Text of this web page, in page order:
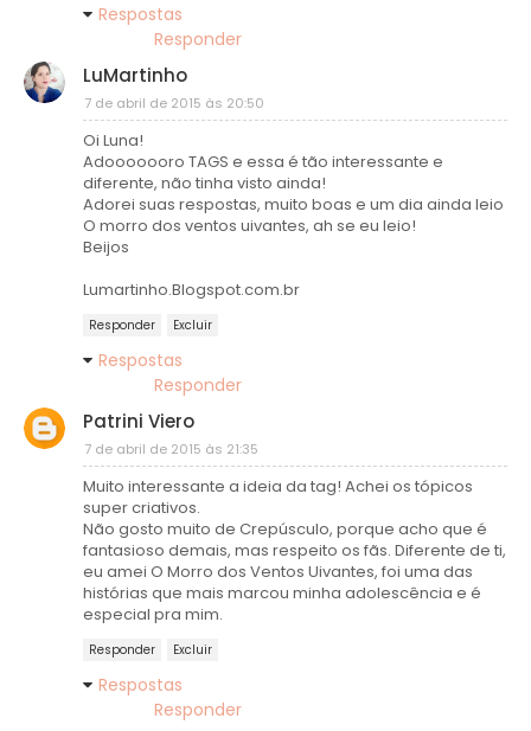
Respostas
Responder
LuMartinho
7 de abril de 2015 às 20:50
Oi Luna!
Adooooooro TAGS e essa é tão interessante e
diferente, não tinha visto ainda!
Adorei suas respostas, muito boas e um dia ainda leio
O morro dos ventos uivantes, ah se eu leio!
Beijos
Lumartinho.Blogspot.com.br
Responder Excluir
Respostas
Responder
Patrini Viero
7 de abril de 2015 às 21:35
Muito interessante a ideia da tag! Achei os tópicos
super criativos.
Não gosto muito de Crepúsculo, porque acho que é
fantasioso demais, mas respeito os fãs. Diferente de ti,
eu amei O Morro dos Ventos Uivantes, foi uma das
histórias que mais marcou minha adolescência e é
especial pra mim.
Responder Excluir
Respostas
Responder